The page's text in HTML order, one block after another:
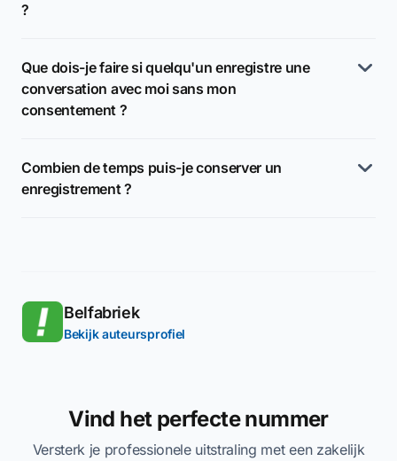
?
Que dois-je faire si quelqu'un enregistre une
conversation avec moi sans mon
consentement ?
Combien de temps puis-je conserver un
enregistrement ?
Belfabriek
Bekijk auteursprofiel
Vind het perfecte nummer
Versterk je professionele uitstraling met een zakelijk